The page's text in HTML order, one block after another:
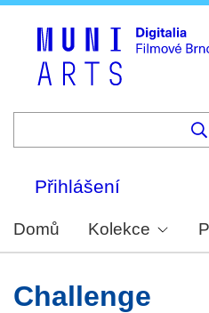
Přihlášení
Domů Kolekce
Challenge